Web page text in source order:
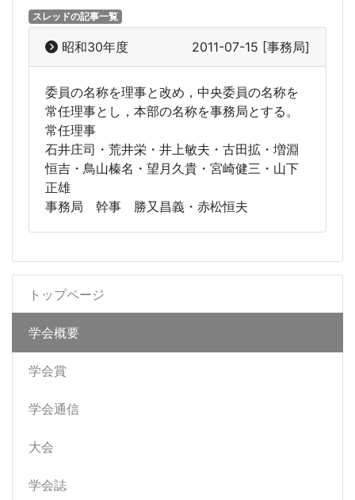
トップページ
学会概要
学会賞
学会通信
大会
学会誌
スレッドの記事一覧
昭和30年度 2011-07-15 [事務局]
委員の名称を理事と改め，中央委員の名称を
常任理事とし，本部の名称を事務局とする。
常任理事
石井庄司・荒井栄・井上敏夫・古田拡・増淵
恒吉・鳥山榛名・望月久貴・宮崎健三・山下
正雄
事務局 幹事 勝又昌義・赤松恒夫